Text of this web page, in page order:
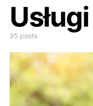
Usługi
95 posts